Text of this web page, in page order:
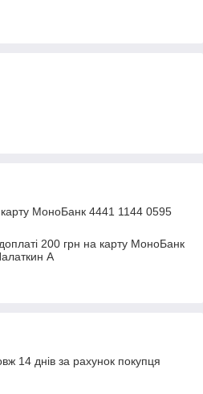
МоноБанк 4441 1144 0595
200 грн на карту МоноБанк
А
14 днів за рахунок покупця